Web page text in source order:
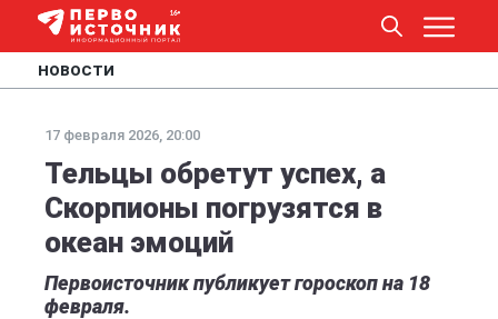
НОВОСТИ
17 февраля 2026, 20:00
Тельцы обретут успех, а
Скорпионы погрузятся в
океан эмоций
Первоисточник публикует гороскоп на 18
февраля.